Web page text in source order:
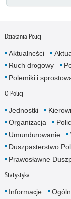
Działania Policji
Aktualności
Ruch drogowy
Polemiki i
O Policji
Jednostki
Organizacja
Umundurowanie
Duszpasterstwo
Prawosławne
Statystyka
Informacje